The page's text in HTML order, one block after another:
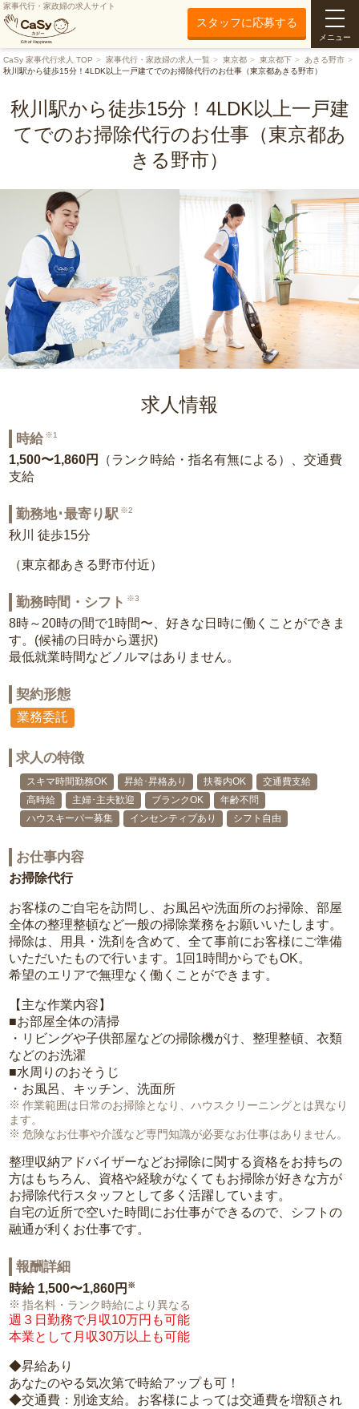
家事代行・家政婦の求人サイト
スタッフに応募する
メニュー
CaSy 家事代行求人 TOP 家事代行・家政婦の求人一覧 東京都 東京都下
あきる野市
秋川駅から徒歩15分！4LDK以上一戸建てでのお掃除代行のお仕事（東京都あきる野市）
秋川駅から徒歩15分！4LDK以上一戸建
てでのお掃除代行のお仕事（東京都あ
きる野市）
求人情報
時給 ※1
1,500〜1,860円
（ランク時給・指名有無による）、交通費
支給
勤務地･最寄り駅 ※2
秋川 徒歩15分
（東京都あきる野市付近）
勤務時間・シフト ※3
8時～20時の間で1時間〜、好きな日時に働くことができま
す。(候補の日時から選択)
最低就業時間などノルマはありません。
契約形態
業務委託
求人の特徴
スキマ時間勤務OK 昇給･昇格あり 扶養内OK
交通費支給
高時給
主婦･主夫歓迎 ブランクOK
年齢不問
ハウスキーパー募集
インセンティブあり シフト自由
お仕事内容
お掃除代行
お客様のご自宅を訪問し、お風呂や洗面所のお掃除、部屋
全体の整理整頓など一般の掃除業務をお願いいたします。
掃除は、用具・洗剤を含めて、全て事前にお客様にご準備
いただいたもので行います。1回1時間からでもOK。
希望のエリアで無理なく働くことができます。
【主な作業内容】
■お部屋全体の清掃
・リビングや子供部屋などの掃除機がけ、整理整頓、衣類
などのお洗濯
■水周りのおそうじ
・お風呂、キッチン、洗面所
作業範囲は日常のお掃除となり、ハウスクリーニングとは異なり
ます。
危険なお仕事や介護など専門知識が必要なお仕事はありません。
整理収納アドバイザーなどお掃除に関する資格をお持ちの
方はもちろん、資格や経験がなくてもお掃除が好きな方が
お掃除代行スタッフとして多く活躍しています。
自宅の近所で空いた時間にお仕事ができるので、シフトの
融通が利くお仕事です。
報酬詳細
時給 1,500〜1,860円 ※
指名料・ランク時給により異なる
週３日勤務で月収10万円も可能
本業として月収30万以上も可能
◆昇給あり
あなたのやる気次第で時給アップも可！
◆交通費：別途支給。お客様によっては交通費を増額され